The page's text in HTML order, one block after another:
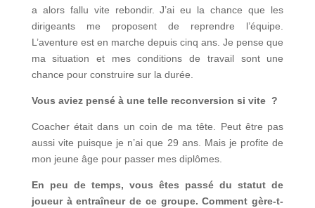
a alors fallu vite rebondir. J’ai eu la chance que les
dirigeants me proposent de reprendre l’équipe.
L’aventure est en marche depuis cinq ans. Je pense que
ma situation et mes conditions de travail sont une
chance pour construire sur la durée.
Vous aviez pensé à une telle reconversion si vite ?
Coacher était dans un coin de ma tête. Peut être pas
aussi vite puisque je n’ai que 29 ans. Mais je profite de
mon jeune âge pour passer mes diplômes.
En peu de temps, vous êtes passé du statut de
joueur à entraîneur de ce groupe. Comment gère-t-